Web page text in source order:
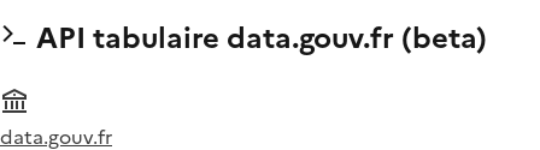
API tabulaire data.gouv.fr (beta)
data.gouv.fr